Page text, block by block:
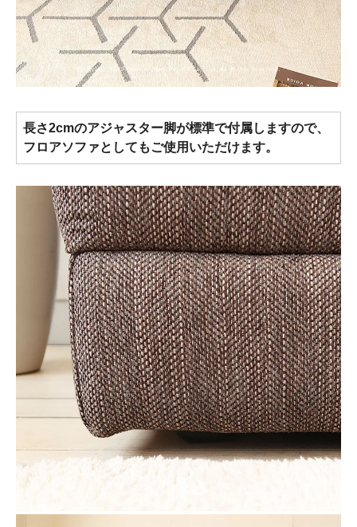
長さ2cmのアジャスター脚が標準で付属しますので、
フロアソファとしてもご使用いただけます。